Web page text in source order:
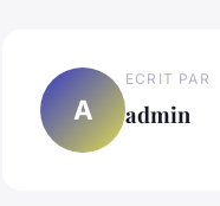
A
ECRIT PAR
admin